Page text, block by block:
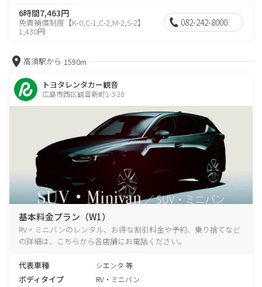
6時間7,463円
免責補償制度【K-0,C-1,C-2,M-2,S-2】
1,430円
082-242-8000
高須駅から 1590m
トヨタレンタカー観音
広島市西区観音新町1-3-20
基本料金プラン（W1）
RV・ミニバンのレンタル、お得な割引料金や予約、乗り捨てなど
の詳細は、こちらから各店舗にお電話ください。
代表車種 シエンタ 等
ボディタイプ RV・ミニバン